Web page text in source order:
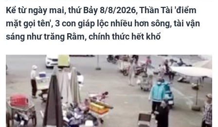
Kể từ ngày mai, thứ Bảy 8/8/2026, Thần Tài 'điểm
mặt gọi tên', 3 con giáp lộc nhiều hơn sông, tài vận
sáng như trăng Rằm, chính thức hết khổ